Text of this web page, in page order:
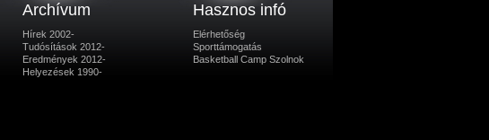
Archívum
Hírek 2002-
Tudósítások 2012-
Eredmények 2012-
Helyezések 1990-
Hasznos infó
Elérhetőség
Sporttámogatás
Basketball Camp Szolnok